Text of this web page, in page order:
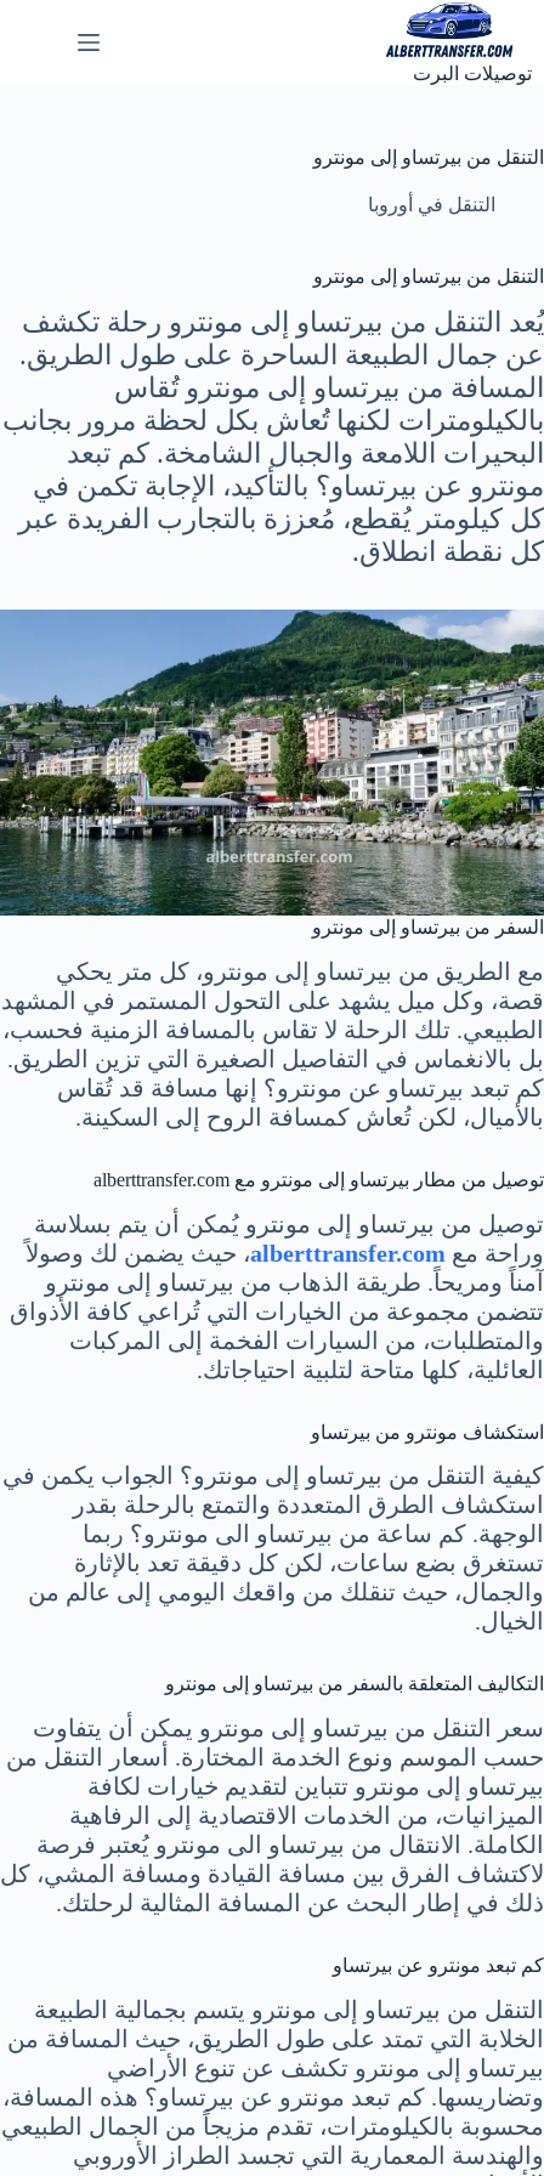
المحتوى
توصيلات البرت
التنقل من بيرتساو إلى مونترو
التنقل في أوروبا
التنقل من بيرتساو إلى مونترو
يُعد التنقل من بيرتساو إلى مونترو رحلة تكشف
عن جمال الطبيعة الساحرة على طول الطريق.
المسافة من بيرتساو إلى مونترو تُقاس
بالكيلومترات لكنها تُعاش بكل لحظة مرور بجانب
البحيرات اللامعة والجبال الشامخة. كم تبعد
مونترو عن بيرتساو؟ بالتأكيد، الإجابة تكمن في
كل كيلومتر يُقطع، مُعززة بالتجارب الفريدة عبر
كل نقطة انطلاق.
السفر من بيرتساو إلى مونترو
مع الطريق من بيرتساو إلى مونترو، كل متر يحكي
قصة، وكل ميل يشهد على التحول المستمر في المشهد
الطبيعي. تلك الرحلة لا تقاس بالمسافة الزمنية فحسب،
بل بالانغماس في التفاصيل الصغيرة التي تزين الطريق.
كم تبعد بيرتساو عن مونترو؟ إنها مسافة قد تُقاس
بالأميال، لكن تُعاش كمسافة الروح إلى السكينة.
توصيل من مطار بيرتساو إلى مونترو مع alberttransfer.com
توصيل من بيرتساو إلى مونترو يُمكن أن يتم بسلاسة
وراحة مع alberttransfer.com، حيث يضمن لك وصولاً
آمناً ومريحاً. طريقة الذهاب من بيرتساو إلى مونترو
تتضمن مجموعة من الخيارات التي تُراعي كافة الأذواق
والمتطلبات، من السيارات الفخمة إلى المركبات
العائلية، كلها متاحة لتلبية احتياجاتك.
استكشاف مونترو من بيرتساو
كيفية التنقل من بيرتساو إلى مونترو؟ الجواب يكمن في
استكشاف الطرق المتعددة والتمتع بالرحلة بقدر
الوجهة. كم ساعة من بيرتساو الى مونترو؟ ربما
تستغرق بضع ساعات، لكن كل دقيقة تعد بالإثارة
والجمال، حيث تنقلك من واقعك اليومي إلى عالم من
الخيال.
التكاليف المتعلقة بالسفر من بيرتساو إلى مونترو
سعر التنقل من بيرتساو إلى مونترو يمكن أن يتفاوت
حسب الموسم ونوع الخدمة المختارة. أسعار التنقل من
بيرتساو إلى مونترو تتباين لتقديم خيارات لكافة
الميزانيات، من الخدمات الاقتصادية إلى الرفاهية
الكاملة. الانتقال من بيرتساو الى مونترو يُعتبر فرصة
لاكتشاف الفرق بين مسافة القيادة ومسافة المشي، كل
ذلك في إطار البحث عن المسافة المثالية لرحلتك.
كم تبعد مونترو عن بيرتساو
التنقل من بيرتساو إلى مونترو يتسم بجمالية الطبيعة
الخلابة التي تمتد على طول الطريق، حيث المسافة من
بيرتساو إلى مونترو تكشف عن تنوع الأراضي
وتضاريسها. كم تبعد مونترو عن بيرتساو؟ هذه المسافة،
محسوبة بالكيلومترات، تقدم مزيجاً من الجمال الطبيعي
والهندسة المعمارية التي تجسد الطراز الأوروبي